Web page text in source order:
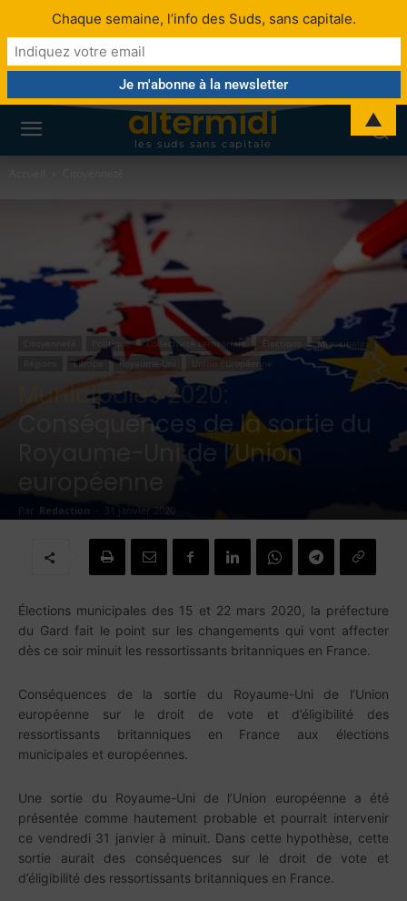
altermidi
les suds sans capitale
Politique Collectivité territoriale Élections
Municipales
Europe Royaume-Uni Union Européenne
Municipales 2020:
Conséquences de la sortie du
Royaume-Uni de l’Union
Par Redaction 31 janvier 2020
Élections municipales des 15 et 22 mars 2020, la préfecture
du Gard fait le point sur les changements qui vont affecter
dès ce soir minuit les ressortissants britanniques en France.
Conséquences de la sortie du Royaume-Uni de l’Union
européenne sur le droit de vote et d’éligibilité des
ressortissants britanniques en France aux élections
municipales et européennes.
Une sortie du Royaume-Uni de l’Union européenne a été
présentée comme hautement probable et pourrait intervenir
ce vendredi 31 janvier à minuit. Dans cette hypothèse, cette
sortie aurait des conséquences sur le droit de vote et
d’éligibilité des ressortissants britanniques en France.
Chaque semaine, l’info des Suds, sans capitale.
▲